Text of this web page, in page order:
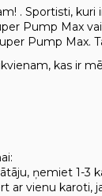
. Sportisti,
Pump Max
Pump Max.
kas ir
ņemiet 1-3
ar vienu karoti,